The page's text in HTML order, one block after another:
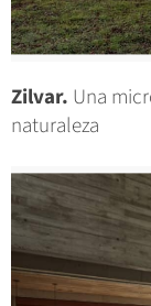
Zilvar. Una
naturaleza